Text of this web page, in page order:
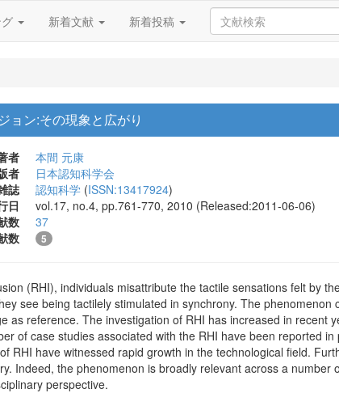
新着文献 新着投稿
ョン:その現象と広がり
者
本間 元康
者
日本認知科学会
誌
認知科学 (ISSN:13417924)
日
vol.17, no.4, pp.761-770, 2010 (Released:2011-06-06)
数
37
数
5
(RHI), individuals misattribute the tactile sensations felt by
see being tactilely stimulated in synchrony. The
as reference. The investigation of RHI has increased in recent
of case studies associated with the RHI have been reported
RHI have witnessed rapid growth in the technological field.
Indeed, the phenomenon is broadly relevant across a
perspective.